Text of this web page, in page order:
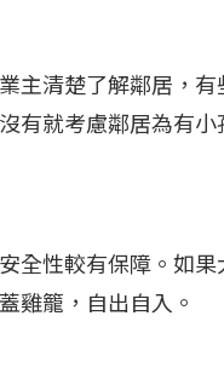
主清楚了解鄰居，
有就考慮鄰居為有
全性較有保障。如果
雞籠，自出自入。